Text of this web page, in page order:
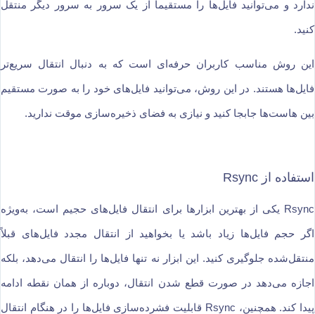
ندارد و می‌توانید فایل‌ها را مستقیماً از یک سرور به سرور دیگر منتقل
کنید.
این روش مناسب کاربران حرفه‌ای است که به دنبال انتقال سریع‌تر
فایل‌ها هستند. در این روش، می‌توانید فایل‌های خود را به صورت مستقیم
بین هاست‌ها جابجا کنید و نیازی به فضای ذخیره‌سازی موقت ندارید.
استفاده از Rsync
Rsync یکی از بهترین ابزارها برای انتقال فایل‌های حجیم است، به‌ویژه
اگر حجم فایل‌ها زیاد باشد یا بخواهید از انتقال مجدد فایل‌های قبلاً
منتقل‌شده جلوگیری کنید. این ابزار نه تنها فایل‌ها را انتقال می‌دهد، بلکه
اجازه می‌دهد در صورت قطع شدن انتقال، دوباره از همان نقطه ادامه
پیدا کند. همچنین، Rsync قابلیت فشرده‌سازی فایل‌ها را در هنگام انتقال